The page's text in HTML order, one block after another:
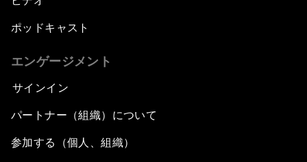
ポッドキャスト
エンゲージメント
サインイン
パートナー（組織）について
参加する（個人、組織）